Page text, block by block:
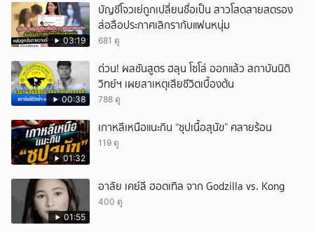
03:19
บัญชีโจวเย่ถูกเปลี่ยนชื่อเป็น สาวโสดสายสตรอง
ส่อลือประกาศเลิกรากับแฟนหนุ่ม
681 ดู
00:38
ด่วน! ผลชันสูตร ฮลุน โซโล่ ออกแล้ว สถาบันนิติ
วิทย์ฯ เผยสาเหตุเสียชีวิตเบื้องต้น
788 ดู
01:32
เกาหลีเหนือแนะกิน “ซุปเนื้อสุนัข” คลายร้อน
119 ดู
01:55
อาลัย เคย์ลี ฮอตเทิล จาก Godzilla vs. Kong
400 ดู